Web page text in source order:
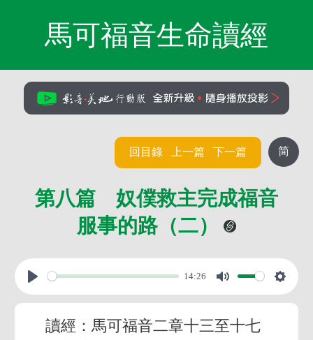
馬可福音生命讀經
简
回目錄 上一篇 下一篇
第八篇 奴僕救主完成福音
服事的路（二）
14:26
讀經：馬可福音二章十三至十七